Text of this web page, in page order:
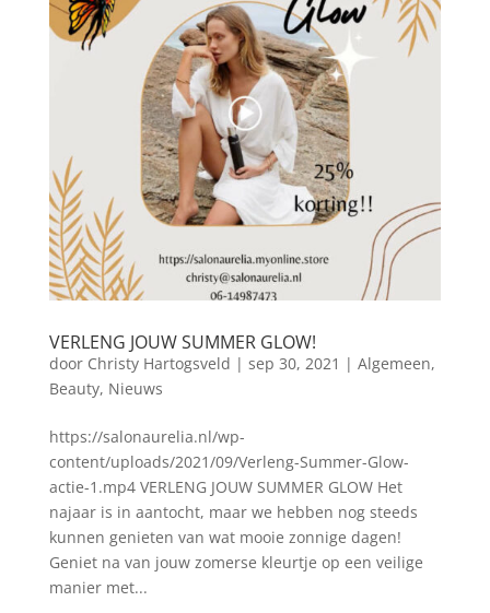
VERLENG JOUW SUMMER GLOW!
door Christy Hartogsveld | sep 30, 2021 | Algemeen,
Beauty, Nieuws
https://salonaurelia.nl/wp-
content/uploads/2021/09/Verleng-Summer-Glow-
actie-1.mp4 VERLENG JOUW SUMMER GLOW Het
najaar is in aantocht, maar we hebben nog steeds
kunnen genieten van wat mooie zonnige dagen!
Geniet na van jouw zomerse kleurtje op een veilige
manier met...